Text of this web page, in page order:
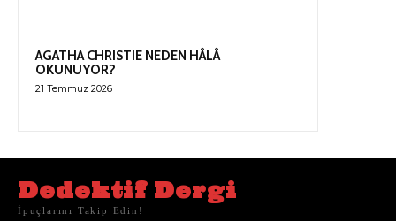
AGATHA CHRISTIE NEDEN HÂLÂ
OKUNUYOR?
21 Temmuz 2026
Dedektif Dergi
İpuçlarını Takip Edin!